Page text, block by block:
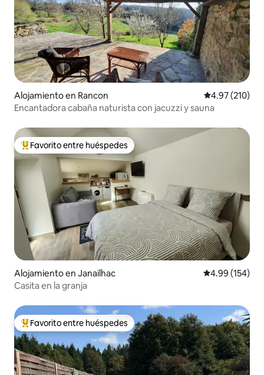
Alojamiento en Rancon Calificación
4.97 (210)
Encantadora cabaña naturista con jacuzzi y sauna
Favorito entre huéspedes preferido
Favorito entre huéspedes
Alojamiento en Janailhac Calificación
4.99 (154)
Casita en la granja
Favorito entre huéspedes preferido
Favorito entre huéspedes